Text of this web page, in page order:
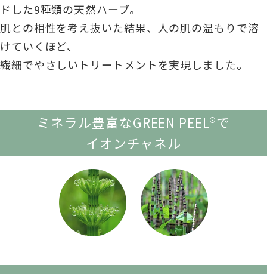
ドした9種類の天然ハーブ。
肌との相性を考え抜いた結果、人の肌の温もりで溶
けていくほど、
繊細でやさしいトリートメントを実現しました。
ミネラル豊富なGREEN PEEL®で
イオンチャネル